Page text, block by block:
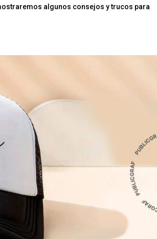
algunos consejos y trucos para